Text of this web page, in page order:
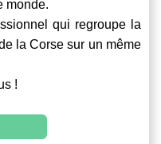
monde.
qui regroupe la
la Corse sur un même
!